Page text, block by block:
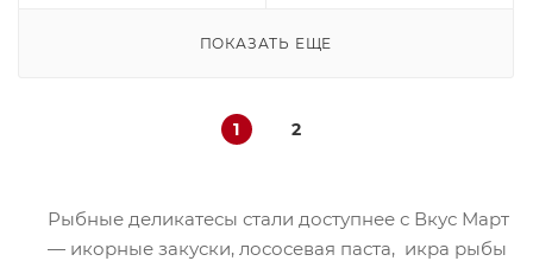
ПОКАЗАТЬ ЕЩЕ
1 2
Рыбные деликатесы стали доступнее с Вкус Март
— икорные закуски, лососевая паста, икра рыбы